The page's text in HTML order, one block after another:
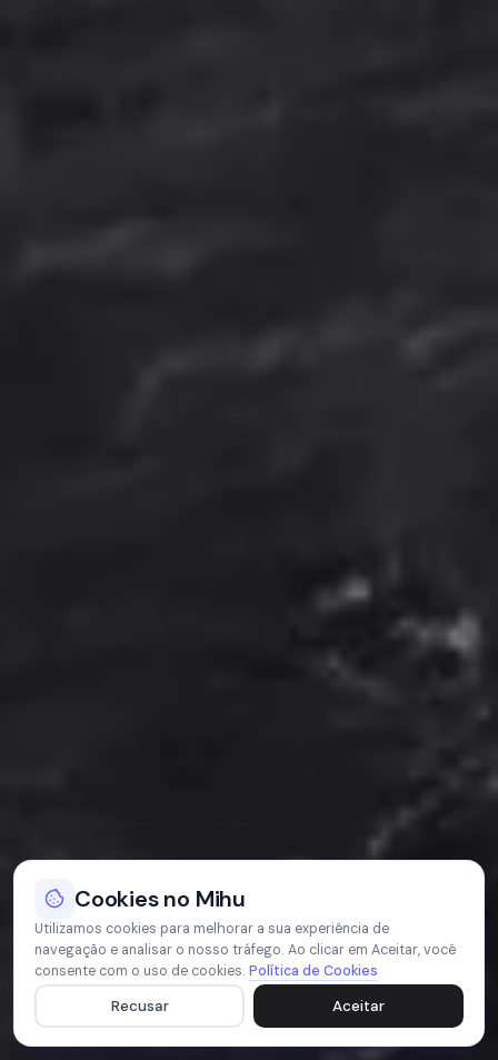
Cookies no Mihu
Utilizamos cookies para melhorar a sua experiência de
navegação e analisar o nosso tráfego. Ao clicar em Aceitar, você
consente com o uso de cookies. Política de Cookies
Recusar Aceitar